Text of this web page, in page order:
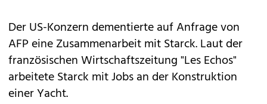
Der US-Konzern dementierte auf Anfrage von
AFP eine Zusammenarbeit mit Starck. Laut der
französischen Wirtschaftszeitung "Les Echos"
arbeitete Starck mit Jobs an der Konstruktion
einer Yacht.